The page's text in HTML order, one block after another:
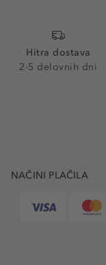
Hitra dostava
2-5 delovnih dni
NAČINI PLAČILA